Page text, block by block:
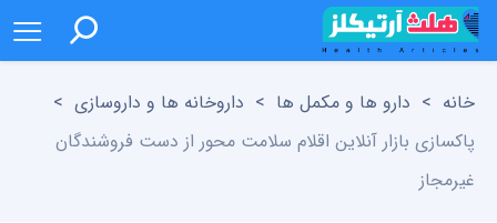
خانه > دارو ها و مکمل ها > داروخانه ها و داروسازی >
پاکسازی بازار آنلاین اقلام سلامت محور از دست فروشندگان
غیرمجاز